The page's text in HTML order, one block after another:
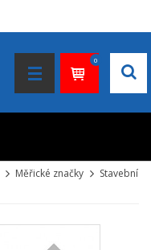
0
Měřické značky
Stavební